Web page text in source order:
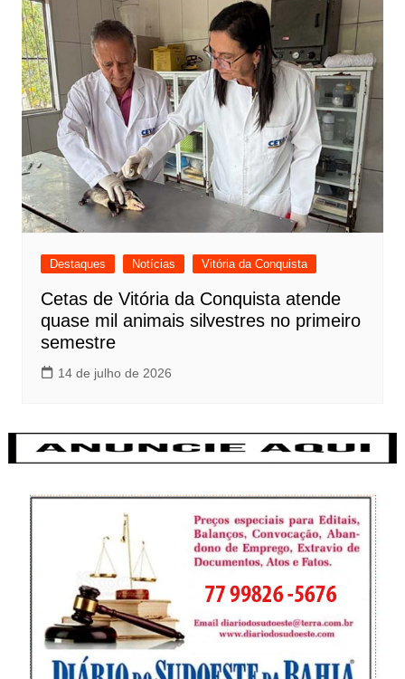
Destaques Notícias Vitória da Conquista
Cetas de Vitória da Conquista atende
quase mil animais silvestres no primeiro
semestre
14 de julho de 2026